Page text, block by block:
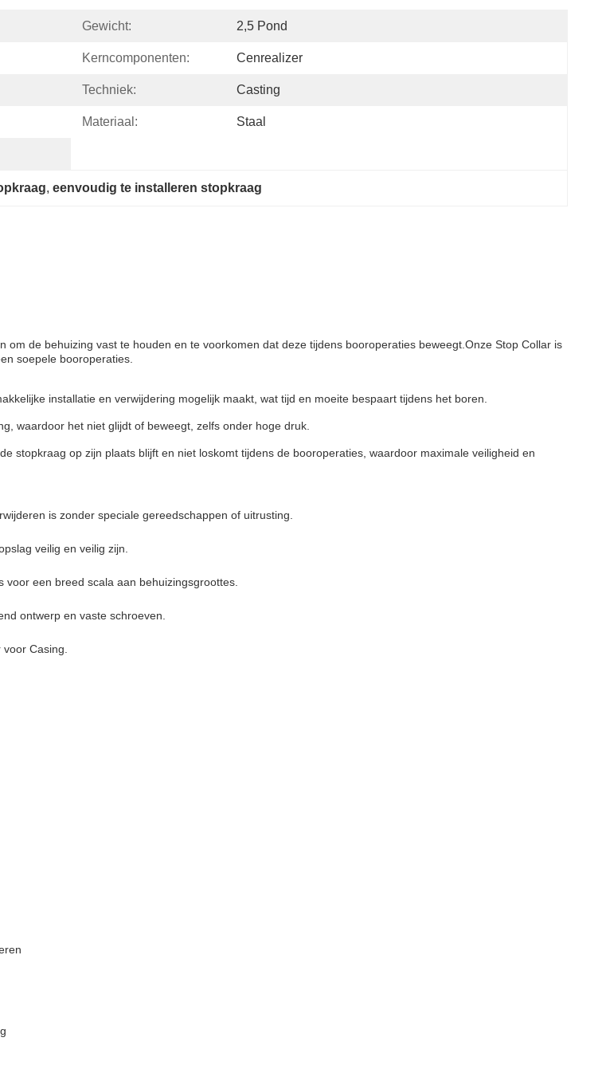
Gewicht: 2,5 Pond
Kerncomponenten: Cenrealizer
Techniek: Casting
Materiaal: Staal
, eenvoudig te installeren stopkraag
de behuizing vast te houden en te voorkomen dat deze tijdens booroperaties beweegt.Onze Stop Collar is
soepele booroperaties.
installatie en verwijdering mogelijk maakt, wat tijd en moeite bespaart tijdens het boren.
waardoor het niet glijdt of beweegt, zelfs onder hoge druk.
stopkraag op zijn plaats blijft en niet loskomt tijdens de booroperaties, waardoor maximale veiligheid en
is zonder speciale gereedschappen of uitrusting.
veilig en veilig zijn.
een breed scala aan behuizingsgroottes.
ontwerp en vaste schroeven.
Casing.